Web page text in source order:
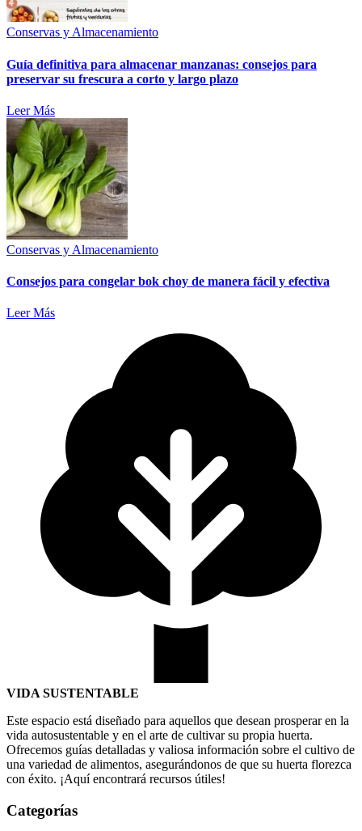
Conservas y Almacenamiento
Guía definitiva para almacenar manzanas: consejos para
preservar su frescura a corto y largo plazo
Leer Más
Conservas y Almacenamiento
Consejos para congelar bok choy de manera fácil y efectiva
Leer Más
VIDA SUSTENTABLE
Este espacio está diseñado para aquellos que desean prosperar en la
vida autosustentable y en el arte de cultivar su propia huerta.
Ofrecemos guías detalladas y valiosa información sobre el cultivo de
una variedad de alimentos, asegurándonos de que su huerta florezca
con éxito. ¡Aquí encontrará recursos útiles!
Categorías